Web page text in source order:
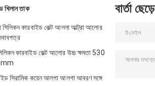
খিলান তাক
সিলিকন কারবাইড কেল্ট আলনা আল্ট্রা আলোর
কারবাইড কেল্ট আলোর উচ্চ ক্ষমতা 530
সিরামিক কয়েন আলগা আলগা আবরণ সঙ্গে
বার্তা ছেড়ে